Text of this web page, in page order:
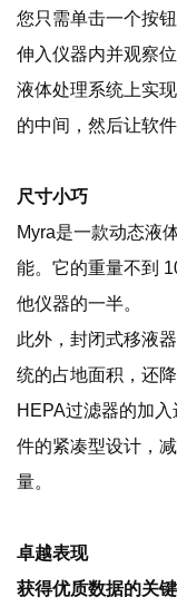
您只需单击一个按
伸入仪器内并观察
液体处理系统上实
的中间，然后让软
尺寸小巧
Myra是一款动态液
能。它的重量不到
他仪器的一半。
此外，封闭式移液
统的占地面积，还
HEPA过滤器的加
件的紧凑型设计，
量。
卓越表现
获得优质数据的关